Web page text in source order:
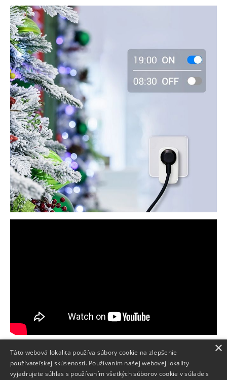
Info
×
Táto webová lokalita používa súbory cookie na zlepšenie
používateľskej skúsenosti. Používaním našej webovej lokality
vyjadrujete súhlas s používaním všetkých súborov cookie v súlade s